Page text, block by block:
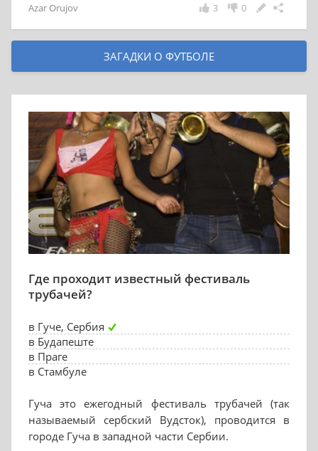
Azar Orujov 0
3
ЗАГАДКИ О ФУТБОЛЕ
Где проходит известный фестиваль
трубачей?
в Гуче, Сербия
в Будапеште
в Праге
в Стамбуле
Гуча это ежегодный фестиваль трубачей (так
называемый сербский Вудсток), проводится в
городе Гуча в западной части Сербии.